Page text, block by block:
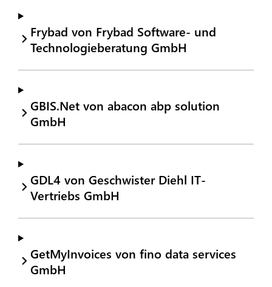
Frybad von Frybad Software- und
Technologieberatung GmbH
GBIS.Net von abacon abp solution
GmbH
GDL4 von Geschwister Diehl IT-
Vertriebs GmbH
GetMyInvoices von fino data services
GmbH